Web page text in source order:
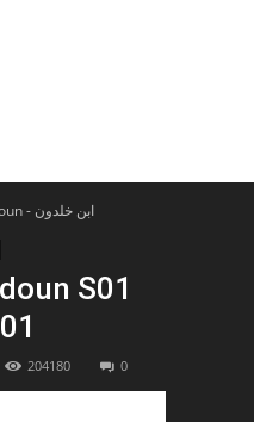
Ibn Kholdoun - ابن خلدون
S01
204180 0